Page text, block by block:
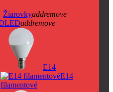
Žiarovkyaddremove
LEDaddremove
E14
E14
filamentové